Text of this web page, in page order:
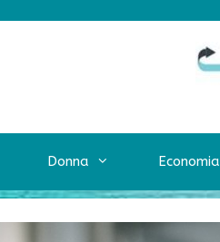
Donna Economia